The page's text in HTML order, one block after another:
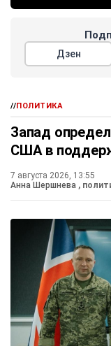
Дзен
//ПОЛИТИКА
Запад
США в
7 августа 2026, 13:55
Анна Шершнева ,